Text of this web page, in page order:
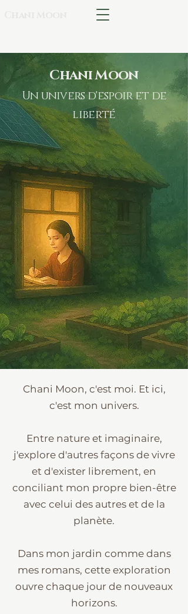
Chani Moon
Un univers d'espoir et de
liberté
Chani Moon, c'est moi. Et ici,
c'est mon univers.
Entre nature et imaginaire,
j'explore d'autres façons de vivre
et d'exister librement, en
conciliant mon propre bien-être
avec celui des autres et de la
planète.
Dans mon jardin comme dans
mes romans, cette exploration
ouvre chaque jour de nouveaux
horizons.